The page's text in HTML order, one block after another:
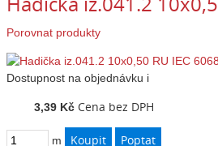
Porovnat produkty
Dostupnost na objednávku i
3,39 Kč Cena bez DPH
m